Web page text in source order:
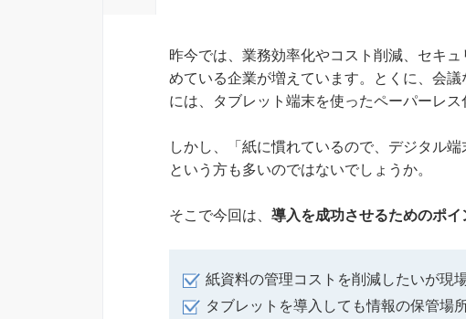
昨今では、業務効率化やコスト削減、セキ
めている企業が増えています。とくに、会
には、タブレット端末を使ったペーパーレス
しかし、「紙に慣れているので、デジタル
という方も多いのではないでしょうか。
そこで今回は、 導入を成功させるためのポイ
紙資料の管理コストを削減したいが現
タブレットを導入しても情報の保管場